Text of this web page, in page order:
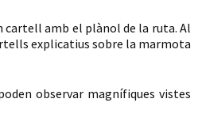
cartell amb el plànol de la ruta. Al
explicatius sobre la marmota
observar magnífiques vistes